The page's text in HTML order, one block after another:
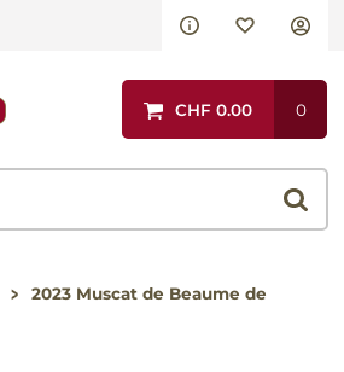
CHF 0.00 0
2023 Muscat de Beaume de